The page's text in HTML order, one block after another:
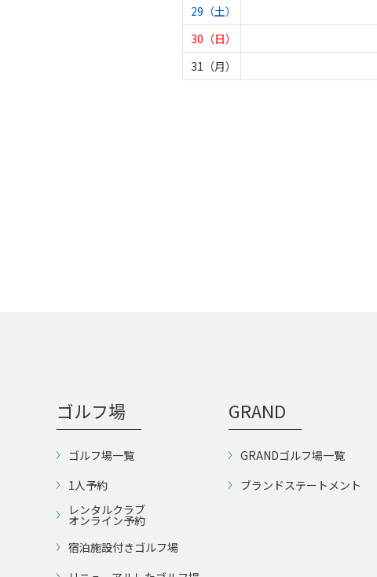
29（土）
30（日）
31（月）
ゴルフ場
ゴルフ場一覧
1人予約
レンタルクラブ
オンライン予約
宿泊施設付きゴルフ場
GRAND
GRANDゴルフ場一覧
ブランドステートメント